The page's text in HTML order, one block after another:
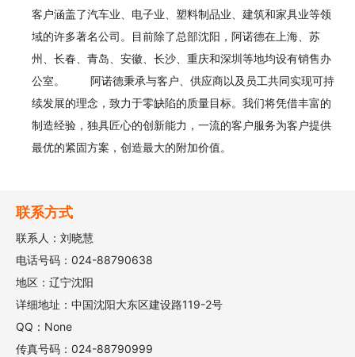
客户涵盖了汽车业、电子业、塑料制品业、建筑和家具业等领
域的许多著名公司。目前除了总部沈阳，阿诺德在上海、苏
州、长春、青岛、安徽、长沙、重庆和深圳等地均设有销售办
公室。        阿诺德秉承与客户、供应商以及员工共同实现可持
续发展的理念，致力于零缺陷的质量目标。我们将凭借丰富的
制造经验，独具匠心的创新能力，一流的客户服务为客户提供
最优的紧固方案，创造最大的附加价值。
联系方式
联系人：刘晓慧
电话号码：024-88790638
地区：辽宁沈阳
详细地址：中国沈阳大东区建设路119-2号
QQ：None
传真号码：024-88790999